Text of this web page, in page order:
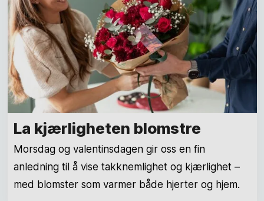
La kjærligheten blomstre
Morsdag og valentinsdagen gir oss en fin
anledning til å vise takknemlighet og kjærlighet –
med blomster som varmer både hjerter og hjem.